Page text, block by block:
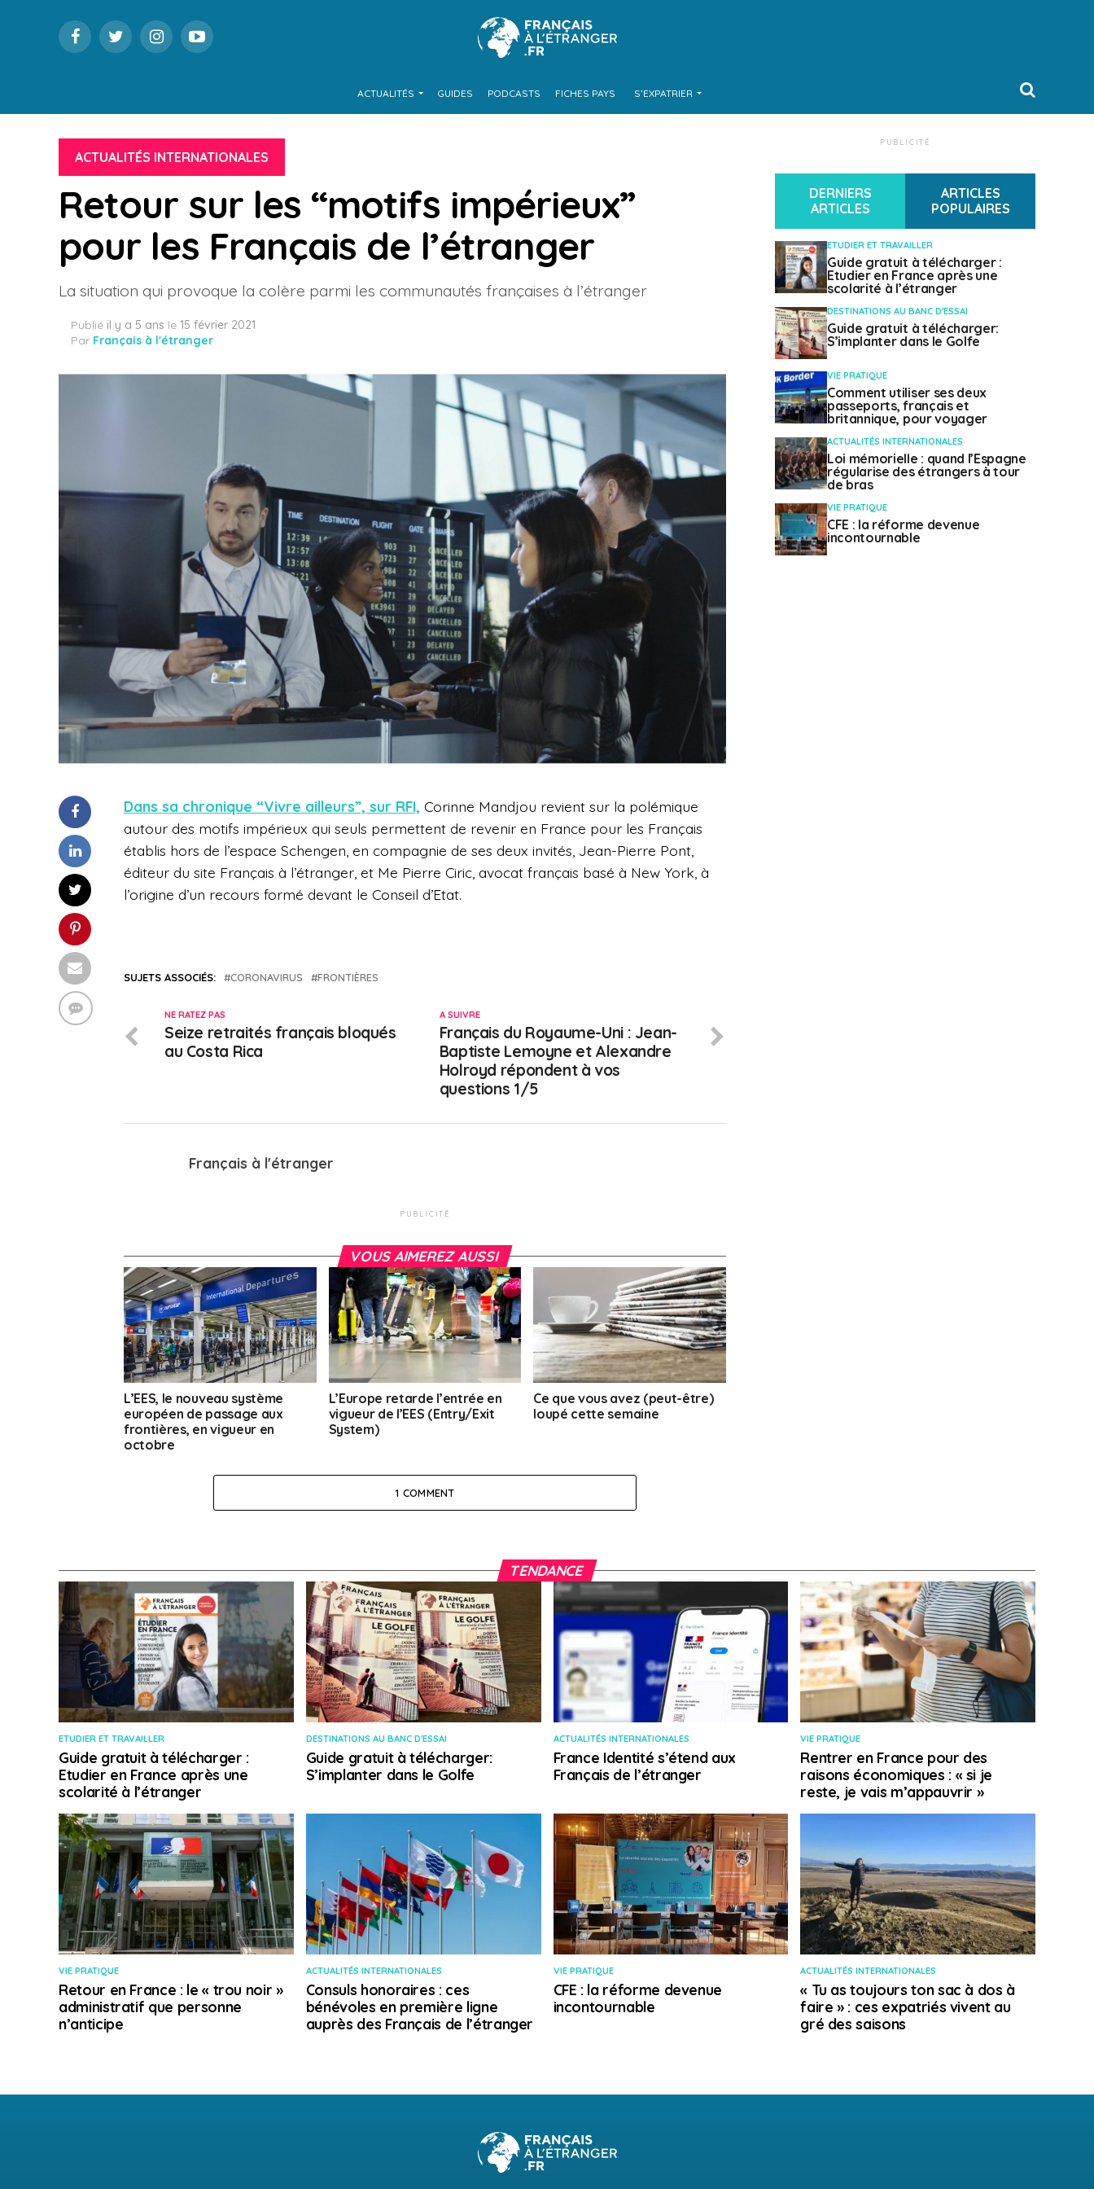
ACTUALITÉS GUIDES PODCASTS FICHES PAYS S’EXPATRIER
ACTUALITÉS INTERNATIONALES
Retour sur les “motifs impérieux”
pour les Français de l’étranger
La situation qui provoque la colère parmi les communautés françaises à l’étranger
Publié il y a 5 ans le 15 février 2021
Par Français à l'étranger
Dans sa chronique “Vivre ailleurs”, sur RFI, Corinne Mandjou revient sur la polémique
autour des motifs impérieux qui seuls permettent de revenir en France pour les Français
établis hors de l’espace Schengen, en compagnie de ses deux invités, Jean-Pierre Pont,
éditeur du site Français à l’étranger, et Me Pierre Ciric, avocat français basé à New York, à
l’origine d’un recours formé devant le Conseil d’Etat.
SUJETS ASSOCIÉS: CORONAVIRUS FRONTIÈRES
A SUIVRE
Français du Royaume-Uni : Jean-
Baptiste Lemoyne et Alexandre
Holroyd répondent à vos
questions 1/5
NE RATEZ PAS
Seize retraités français bloqués
au Costa Rica
Français à l'étranger
PUBLICITÉ
VOUS AIMEREZ AUSSI
L’EES, le nouveau système
européen de passage aux
frontières, en vigueur en
octobre
L’Europe retarde l’entrée en
vigueur de l’EES (Entry/Exit
System)
Ce que vous avez (peut-être)
loupé cette semaine
1 COMMENT
PUBLICITÉ
DERNIERS
ARTICLES
ARTICLES
POPULAIRES
ETUDIER ET TRAVAILLER
Guide gratuit à télécharger :
Etudier en France après une
scolarité à l’étranger
DESTINATIONS AU BANC D'ESSAI
Guide gratuit à télécharger:
S’implanter dans le Golfe
VIE PRATIQUE
Comment utiliser ses deux
passeports, français et
britannique, pour voyager
ACTUALITÉS INTERNATIONALES
Loi mémorielle : quand l’Espagne
régularise des étrangers à tour
de bras
VIE PRATIQUE
CFE : la réforme devenue
incontournable
TENDANCE
ETUDIER ET TRAVAILLER
Guide gratuit à télécharger :
Etudier en France après une
scolarité à l’étranger
DESTINATIONS AU BANC D'ESSAI
Guide gratuit à télécharger:
S’implanter dans le Golfe
ACTUALITÉS INTERNATIONALES
France Identité s’étend aux
Français de l’étranger
VIE PRATIQUE
Rentrer en France pour des
raisons économiques : « si je
reste, je vais m’appauvrir »
VIE PRATIQUE
Retour en France : le « trou noir »
administratif que personne
n’anticipe
ACTUALITÉS INTERNATIONALES
Consuls honoraires : ces
bénévoles en première ligne
auprès des Français de l’étranger
VIE PRATIQUE
CFE : la réforme devenue
incontournable
ACTUALITÉS INTERNATIONALES
« Tu as toujours ton sac à dos à
faire » : ces expatriés vivent au
gré des saisons